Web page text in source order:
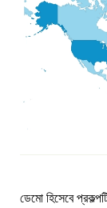
ডেমো হিসেবে